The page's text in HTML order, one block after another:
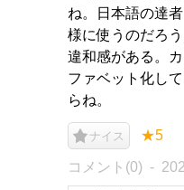
ね。日本語の達
様に使うのだろ
違和感がある。
ファベット化し
らね。
ナイス ★5
コメント(0)